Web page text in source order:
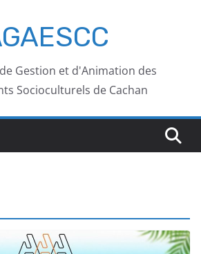
Gestion et d'Animation des
Socioculturels de Cachan